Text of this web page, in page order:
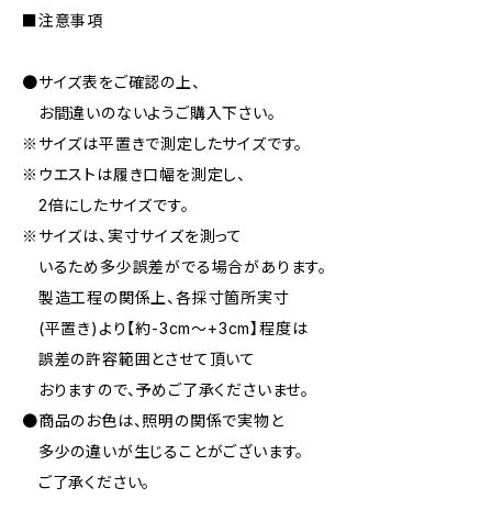
■注意事項
●サイズ表をご確認の上、
お間違いのないようご購入下さい。
※サイズは平置きで測定したサイズです。
※ウエストは履き口幅を測定し、
2倍にしたサイズです。
※サイズは、実寸サイズを測って
いるため多少誤差がでる場合があります。
製造工程の関係上、各採寸箇所実寸
(平置き)より【約-3cm〜+3cm】程度は
誤差の許容範囲とさせて頂いて
おりますので、予めご了承くださいませ。
●商品のお色は、照明の関係で実物と
多少の違いが生じることがございます。
ご了承ください。